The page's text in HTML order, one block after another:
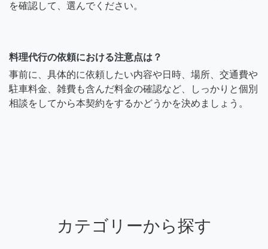
を確認して、選んでください。
料理代行の依頼における注意点は？
事前に、具体的に依頼したい内容や日時、場所、交通費や
駐車料金、雑費も含んだ料金の確認など、しっかりと個別
相談をしてから本契約をするかどうかを決めましょう。
カテゴリーから探す